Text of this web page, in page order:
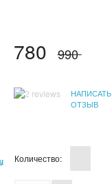
780 990
НАПИСАТЬ
ОТЗЫВ
Количество: